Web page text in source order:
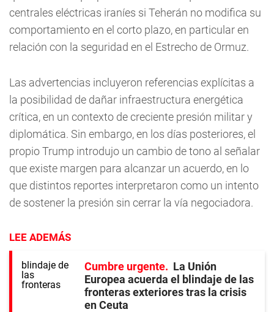
centrales eléctricas iraníes si Teherán no modifica su
comportamiento en el corto plazo, en particular en
relación con la seguridad en el Estrecho de Ormuz.
Las advertencias incluyeron referencias explícitas a
la posibilidad de dañar infraestructura energética
crítica, en un contexto de creciente presión militar y
diplomática. Sin embargo, en los días posteriores, el
propio Trump introdujo un cambio de tono al señalar
que existe margen para alcanzar un acuerdo, en lo
que distintos reportes interpretaron como un intento
de sostener la presión sin cerrar la vía negociadora.
LEE ADEMÁS
Cumbre urgente
La Unión
Europea acuerda el blindaje de las
fronteras exteriores tras la crisis
en Ceuta